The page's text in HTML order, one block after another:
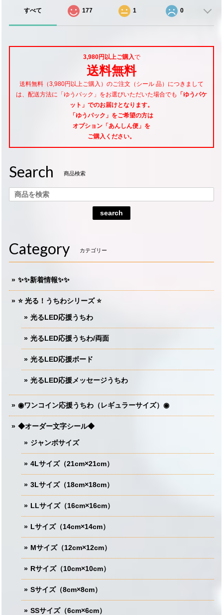
すべて 177 1 0
3,980円以上ご購入で
送料無料
送料無料（3,980円以上ご購入）のご注文（シール 品）につきまして
は、配送方法に「ゆうパック」をお選びいただいた場合でも
「ゆうパケ
ット」でのお届けとなります。
「ゆうパック」をご希望の方は
オプション「あんしん便」 を
ご購入ください。
Search 商品検索
search
Category カテゴリー
✨✨新着情報✨✨
⭐️ 光る！うちわシリーズ ⭐️
光るLED応援うちわ
光るLED応援うちわ/両面
光るLED応援ボード
光るLED応援メッセージうちわ
◉ワンコイン応援うちわ（レギュラーサイズ）◉
◆オーダー文字シール◆
ジャンボサイズ
4Lサイズ（21cm×21cm）
3Lサイズ（18cm×18cm）
LLサイズ（16cm×16cm）
Lサイズ（14cm×14cm）
Mサイズ（12cm×12cm）
Rサイズ（10cm×10cm）
Sサイズ（8cm×8cm）
SSサイズ（6cm×6cm）